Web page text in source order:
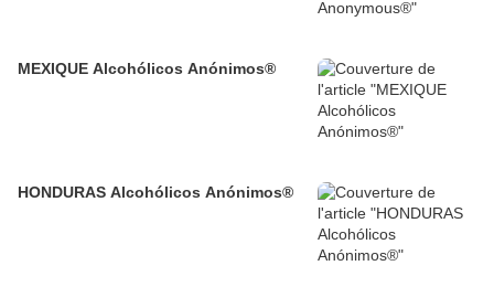
MEXIQUE Alcohólicos Anónimos®
HONDURAS Alcohólicos Anónimos®